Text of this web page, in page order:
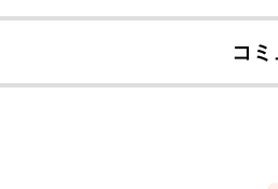
コ